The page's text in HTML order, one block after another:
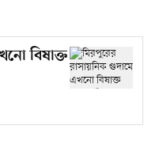
বিষাক্ত